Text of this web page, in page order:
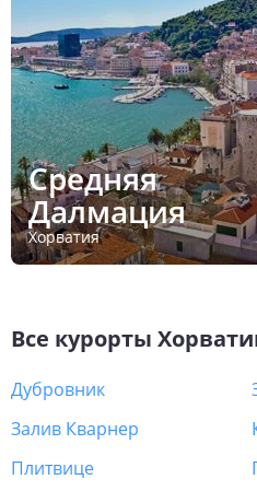
Средняя
Далмация
Хорватия
Все курорты
Дубровник
Залив Кварнер
Плитвице